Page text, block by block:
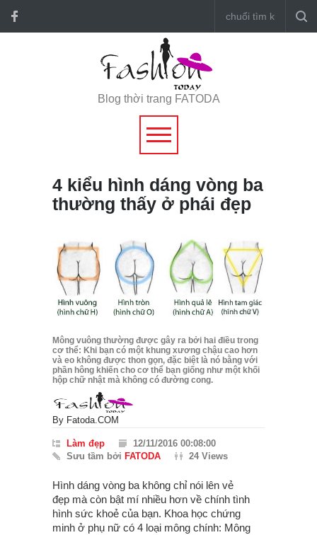
Blog thời trang FATODA
4 kiểu hình dáng vòng ba
thường thấy ở phái đẹp
Mông vuông thường được gây ra bởi hai điều trong
cơ thể: Khi bạn có một khung xương chậu cao hơn
và eo không được thon gọn, đặc biệt là nó bằng với
phần hông khiến cho cơ thể bạn giống như một khối
hộp chữ nhật mà không có đường cong.
By Fatoda.COM
Làm đẹp
12/11/2016 00:08:00
Sưu tầm bởi FATODA 24 Views
Hình dáng vòng ba không chỉ nói lên vẻ
đẹp mà còn bật mí nhiều hơn về chính tình
hình sức khoẻ của bạn. Khoa học chứng
minh ở phụ nữ có 4 loại mông chính: Mông